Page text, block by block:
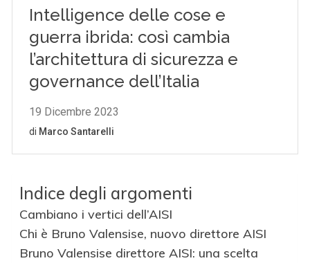
Indice degli argomenti
Cambiano i vertici dell’AISI
Chi è Bruno Valensise, nuovo direttore AISI
Bruno Valensise direttore AISI: una scelta